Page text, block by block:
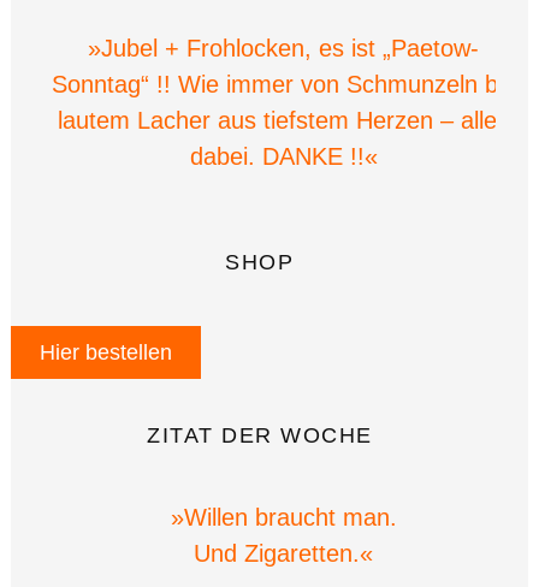
»Jubel + Frohlocken, es ist „Paetow-
Sonntag“ !! Wie immer von Schmunzeln bis
lautem Lacher aus tiefstem Herzen – alles
dabei. DANKE !!«
SHOP
Hier bestellen
ZITAT DER WOCHE
»Willen braucht man.
Und Zigaretten.«